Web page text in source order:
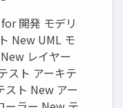
開発 モデリ
New UML モ
レイヤー
スト アーキテ
スト New アー